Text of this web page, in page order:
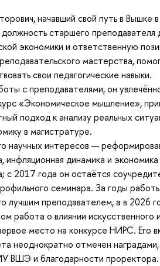
начавший свой путь в Вышке
старшего преподавателя
экономики и ответственную
мастерства,
свои педагогические навыки.
с преподавателями, он
«Экономическое мышление»,
подход к анализу реальных
в магистратуре.
научных интересов —
инфляционная динамика и
с 2017 года он остаётся
семинара. За годы
лучшим преподавателем, а в 2026
работа о влиянии искусственного
место на конкурсе НИРС. Его
неоднократно отмечен
ВШЭ и благодарности проректора.